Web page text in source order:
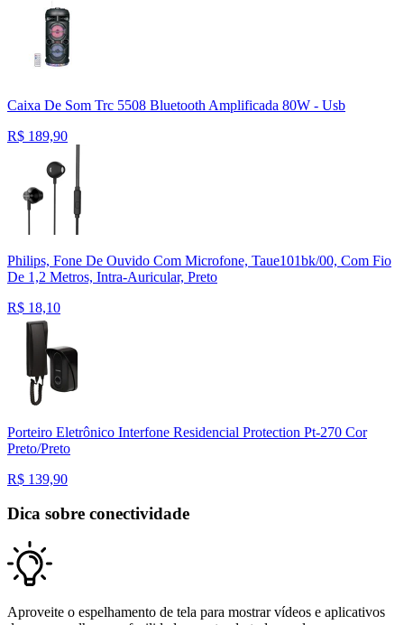
Caixa De Som Trc 5508 Bluetooth Amplificada 80W - Usb
R$ 189,90
Philips, Fone De Ouvido Com Microfone, Taue101bk/00, Com Fio
De 1,2 Metros, Intra-Auricular, Preto
R$ 18,10
Porteiro Eletrônico Interfone Residencial Protection Pt-270 Cor
Preto/Preto
R$ 139,90
Dica sobre conectividade
Aproveite o espelhamento de tela para mostrar vídeos e aplicativos